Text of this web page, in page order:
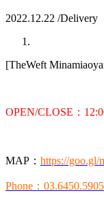
2022.12.22 /Delivery
[TheWeft
OPEN/CLOSE：
MAP： https://goo.gl/
Phone：